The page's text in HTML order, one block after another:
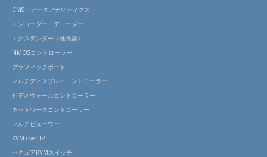
CMS・データアナリティクス
エンコーダー・デコーダー
エクステンダー（延長器）
NMOSコントローラー
グラフィックボード
マルチディスプレイコントローラー
ビデオウォールコントローラー
ネットワークコントローラー
マルチビューワー
KVM over IP
セキュアKVMスイッチ